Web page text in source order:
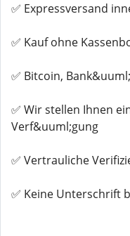
✅ Expressversand
✅ Kauf ohne
✅ Bitcoin,
✅ Wir stellen Ihnen
Verf&uuml;gung
✅ Vertrauliche
✅ Keine Unterschrift